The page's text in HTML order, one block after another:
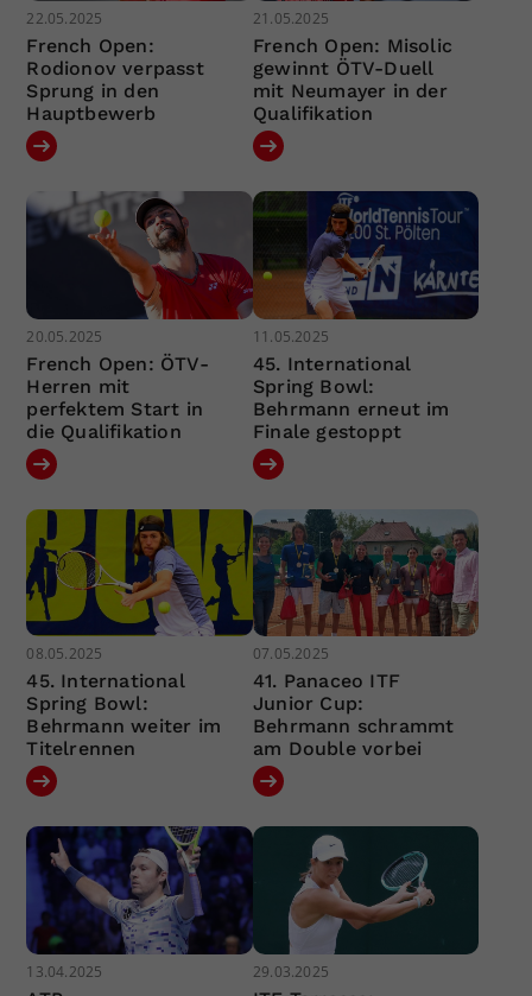
22.05.2025
French Open:
Rodionov verpasst
Sprung in den
Hauptbewerb
21.05.2025
French Open: Misolic
gewinnt ÖTV-Duell
mit Neumayer in der
Qualifikation
20.05.2025
French Open: ÖTV-
Herren mit
perfektem Start in
die Qualifikation
11.05.2025
45. International
Spring Bowl:
Behrmann erneut im
Finale gestoppt
08.05.2025
45. International
Spring Bowl:
Behrmann weiter im
Titelrennen
07.05.2025
41. Panaceo ITF
Junior Cup:
Behrmann schrammt
am Double vorbei
13.04.2025 29.03.2025